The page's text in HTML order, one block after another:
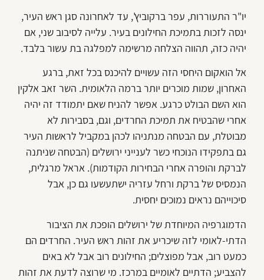
יו"ר התעוררות, עפר ברקוביץ', עד לאחרונה סגן ראש העיר,
ינסה לזכות בתמיכת החילונים בעיר. עלייה לסיבוב שני, אם
יהיה כזה, תהווה הצלחה מרשימה למפלגה בת עשור בלבד.
אל הואקום היחסי הזה עשויים להיכנס בכל זאת, ברגע
האחרון, שמות מוכרים יותר ברמה הלאומית. השר זאב אלקין
הוא השם הבולט כרגע. אפשר להניח שאם יתמודד זה יהיה
אחרי שהבטיח את תמיכת החרדים, וגם, בסבירות לא
מבוטלת, עם הבטחה מנתניהו לכהן במקביל לראשות העיר
גם בתפקידו הנוכחי כשר לענייני ירושלים (הבטחה שניתנה
לברקת והופרה אחרי הבחירות הקודמות). אראל מרגלית,
הנמסיס של ברקת ורחל עזריה ישתעשעו גם כן, אבל
סיכוייהם נראים נמוכים יחסית.
הדמוגרפיה המיוחדת של ירושלים הופכת את הציבור
הדתי-לאומי לזה שיכריע את זהות ראש העיר. החרדים הם
כמעט רוב, אבל מפוצלים; החילונים רוב אבל לא באים
להצביע; הדתיים לאומיים במרכז. מי שרוצה לדעת את זהות